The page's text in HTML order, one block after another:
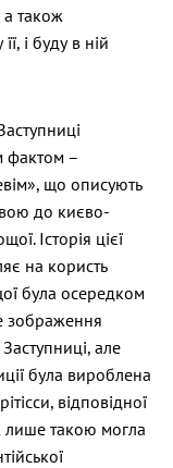
також
і буду в ній
фактом –
що описують
до києво-
Історія цієї
на користь
була осередком
зображення
але
була вироблена
відповідної
лише такою могла